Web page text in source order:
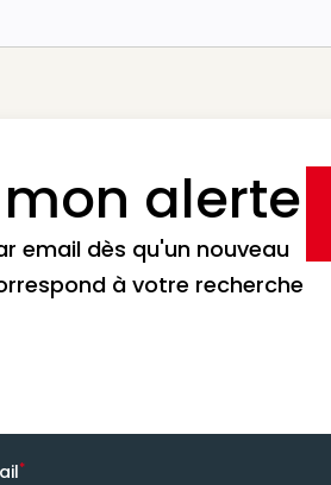
alerte
email dès qu'un nouveau
à votre recherche
*